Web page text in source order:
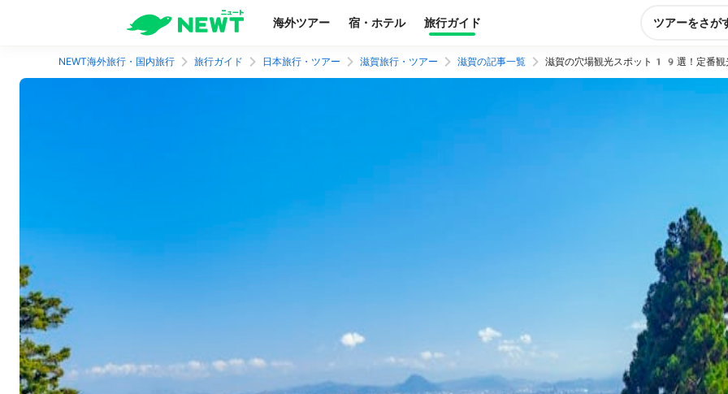
海外ツアー 宿・ホテル 旅行ガイド ツアーをさが
NEWT海外旅行・国内旅行 旅行ガイド 日本旅行・ツアー 滋賀旅行・ツアー 滋賀の記事一覧 滋賀の穴場観光スポット19選！定番観